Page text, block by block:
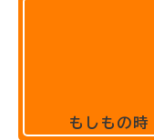
もしもの時